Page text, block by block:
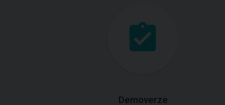
Demoverze